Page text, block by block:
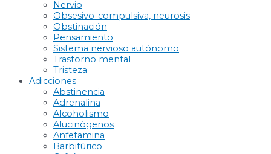
Nervio
Obsesivo-compulsiva, neurosis
Obstinación
Pensamiento
Sistema nervioso autónomo
Trastorno mental
Tristeza
Adicciones
Abstinencia
Adrenalina
Alcoholismo
Alucinógenos
Anfetamina
Barbitúrico